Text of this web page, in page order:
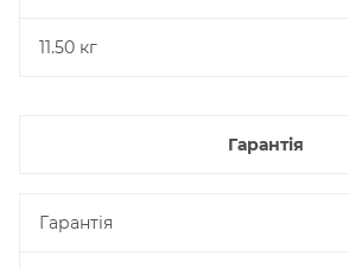
11.50 кг
Гарантія
Гарантія